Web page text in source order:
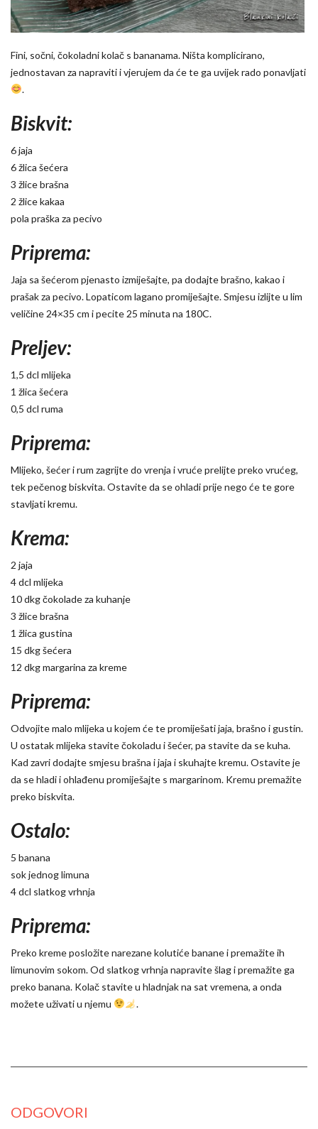
Fini, sočni, čokoladni kolač s bananama. Ništa komplicirano,
jednostavan za napraviti i vjerujem da će te ga uvijek rado ponavljati
.
Biskvit:
6 jaja
6 žlica šećera
3 žlice brašna
2 žlice kakaa
pola praška za pecivo
Priprema:
Jaja sa šećerom pjenasto izmiješajte, pa dodajte brašno, kakao i
prašak za pecivo. Lopaticom lagano promiješajte. Smjesu izlijte u lim
veličine 24×35 cm i pecite 25 minuta na 180C.
Preljev:
1,5 dcl mlijeka
1 žlica šećera
0,5 dcl ruma
Priprema:
Mlijeko, šećer i rum zagrijte do vrenja i vruće prelijte preko vrućeg,
tek pečenog biskvita. Ostavite da se ohladi prije nego će te gore
stavljati kremu.
Krema:
2 jaja
4 dcl mlijeka
10 dkg čokolade za kuhanje
3 žlice brašna
1 žlica gustina
15 dkg šećera
12 dkg margarina za kreme
Priprema:
Odvojite malo mlijeka u kojem će te promiješati jaja, brašno i gustin.
U ostatak mlijeka stavite čokoladu i šećer, pa stavite da se kuha.
Kad zavri dodajte smjesu brašna i jaja i skuhajte kremu. Ostavite je
da se hladi i ohlađenu promiješajte s margarinom. Kremu premažite
preko biskvita.
Ostalo:
5 banana
sok jednog limuna
4 dcl slatkog vrhnja
Priprema:
Preko kreme posložite narezane kolutiće banane i premažite ih
limunovim sokom. Od slatkog vrhnja napravite šlag i premažite ga
preko banana. Kolač stavite u hladnjak na sat vremena, a onda
možete uživati u njemu
.
ODGOVORI